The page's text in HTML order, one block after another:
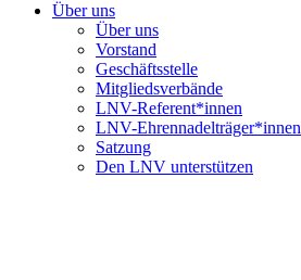
Über uns
Über uns
Vorstand
Geschäftsstelle
Mitgliedsverbände
LNV-Referent*innen
LNV-Ehrennadelträger*innen
Satzung
Den LNV unterstützen